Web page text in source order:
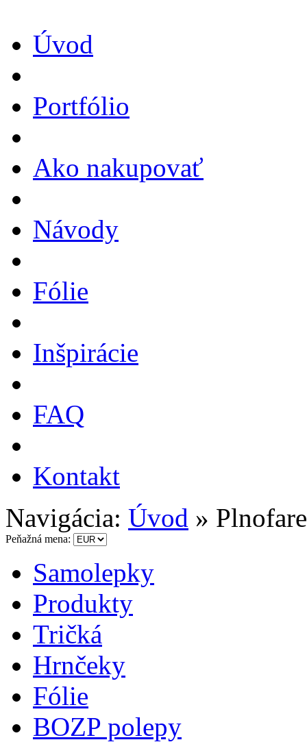
Úvod
Portfólio
Ako nakupovať
Návody
Fólie
Inšpirácie
FAQ
Kontakt
Navigácia: Úvod »
Peňažná mena:
Samolepky
Produkty
Tričká
Hrnčeky
Fólie
BOZP polepy